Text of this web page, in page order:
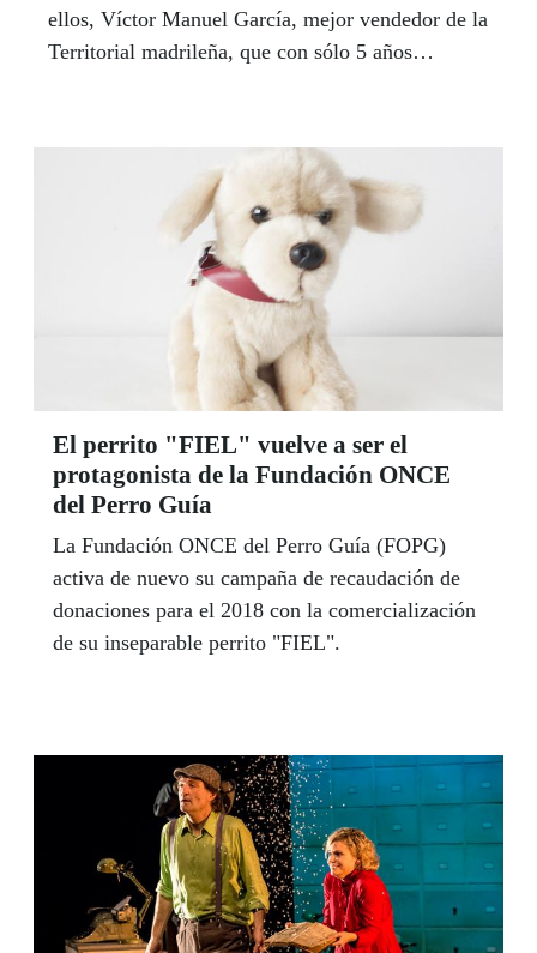
ellos, Víctor Manuel García, mejor vendedor de la
Territorial madrileña, que con sólo 5 años
Agencia de Carabanchel, barrio en el que vende
desde hace años, además de en las zonas aledañas
de Campamento, Aluche, y su incursión como
vendedor comenzó tras una larga temporada en
paro. Por MERCEDES LEAL.
El perrito "FIEL" vuelve a ser el
protagonista de la Fundación ONCE
del Perro Guía
La Fundación ONCE del Perro Guía (FOPG)
activa de nuevo su campaña de recaudación de
donaciones para el 2018 con la comercialización
de su inseparable perrito "FIEL".